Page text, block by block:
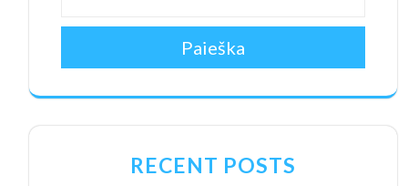
Paieška
RECENT POSTS